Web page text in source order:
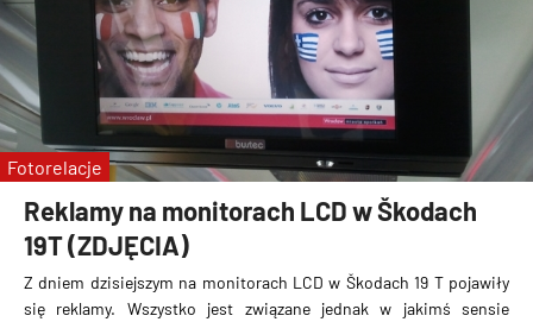
Reklamy na monitorach LCD w Škodach
19T (ZDJĘCIA)
Z dniem dzisiejszym na monitorach LCD w Škodach 19 Tpojawiły
się reklamy. Wszystko jest związane jednak w jakimś sensie
Fotorelacje